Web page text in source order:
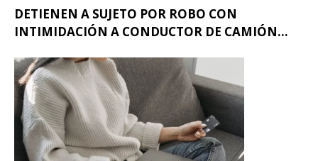
DETIENEN A SUJETO POR ROBO CON
INTIMIDACIÓN A CONDUCTOR DE CAMIÓN...